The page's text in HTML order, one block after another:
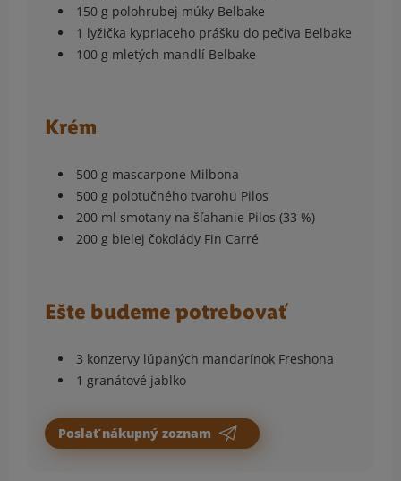
150 g polohrubej múky Belbake
1 lyžička kypriaceho prášku do pečiva Belbake
100 g mletých mandlí Belbake
Krém
500 g mascarpone Milbona
500 g polotučného tvarohu Pilos
200 ml smotany na šľahanie Pilos (33 %)
200 g bielej čokolády Fin Carré
Ešte budeme potrebovať
3 konzervy lúpaných mandarínok Freshona
1 granátové jablko
Poslať nákupný zoznam